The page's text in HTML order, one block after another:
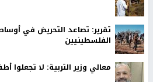
تقرير: تصاعد التحريض في
الفلسطينيين
معالي وزير التربية: لا تجعلوا